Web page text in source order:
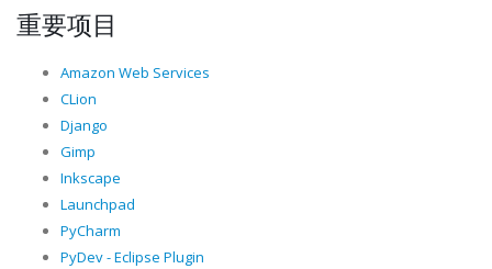
重要项目
Amazon Web Services
CLion
Django
Gimp
Inkscape
Launchpad
PyCharm
PyDev - Eclipse Plugin